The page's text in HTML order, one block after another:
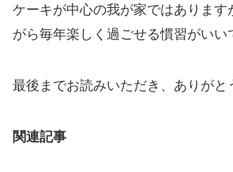
ケーキが中心の我が家ではあります
がら毎年楽しく過ごせる慣習がいい
最後までお読みいただき、ありがと
関連記事